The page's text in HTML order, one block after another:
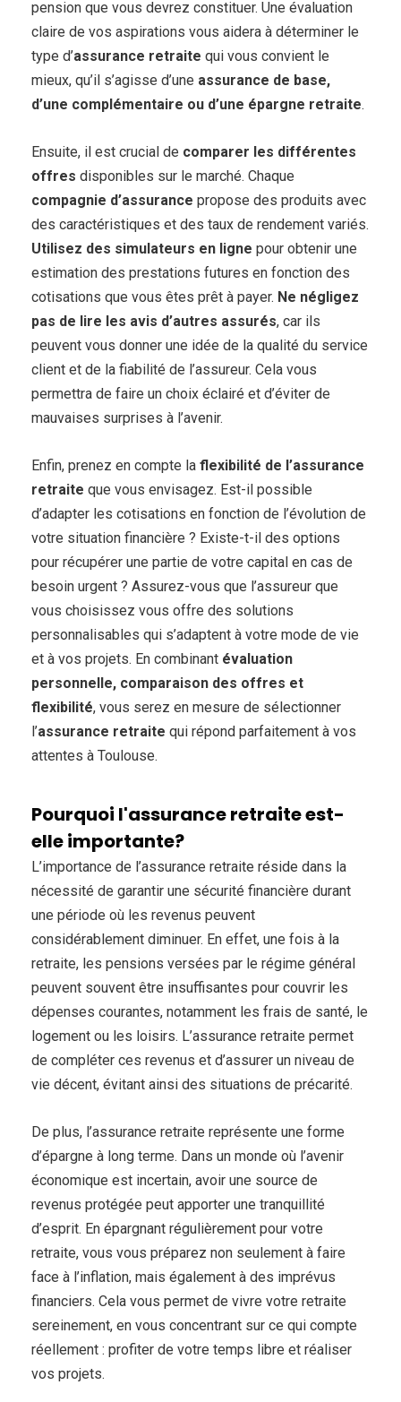
pension que vous devrez constituer. Une évaluation
claire de vos aspirations vous aidera à déterminer le
type d’assurance retraite qui vous convient le
mieux, qu’il s’agisse d’une assurance de base,
d’une complémentaire ou d’une épargne retraite.
Ensuite, il est crucial de comparer les différentes
offres disponibles sur le marché. Chaque
compagnie d’assurance propose des produits avec
des caractéristiques et des taux de rendement variés.
Utilisez des simulateurs en ligne pour obtenir une
estimation des prestations futures en fonction des
cotisations que vous êtes prêt à payer. Ne négligez
pas de lire les avis d’autres assurés, car ils
peuvent vous donner une idée de la qualité du service
client et de la fiabilité de l’assureur. Cela vous
permettra de faire un choix éclairé et d’éviter de
mauvaises surprises à l’avenir.
Enfin, prenez en compte la flexibilité de l’assurance
retraite que vous envisagez. Est-il possible
d’adapter les cotisations en fonction de l’évolution de
votre situation financière ? Existe-t-il des options
pour récupérer une partie de votre capital en cas de
besoin urgent ? Assurez-vous que l’assureur que
vous choisissez vous offre des solutions
personnalisables qui s’adaptent à votre mode de vie
et à vos projets. En combinant évaluation
personnelle, comparaison des offres et
flexibilité, vous serez en mesure de sélectionner
l’assurance retraite qui répond parfaitement à vos
attentes à Toulouse.
Pourquoi l'assurance retraite est-
elle importante?
L’importance de l’assurance retraite réside dans la
nécessité de garantir une sécurité financière durant
une période où les revenus peuvent
considérablement diminuer. En effet, une fois à la
retraite, les pensions versées par le régime général
peuvent souvent être insuffisantes pour couvrir les
dépenses courantes, notamment les frais de santé, le
logement ou les loisirs. L’assurance retraite permet
de compléter ces revenus et d’assurer un niveau de
vie décent, évitant ainsi des situations de précarité.
De plus, l’assurance retraite représente une forme
d’épargne à long terme. Dans un monde où l’avenir
économique est incertain, avoir une source de
revenus protégée peut apporter une tranquillité
d’esprit. En épargnant régulièrement pour votre
retraite, vous vous préparez non seulement à faire
face à l’inflation, mais également à des imprévus
financiers. Cela vous permet de vivre votre retraite
sereinement, en vous concentrant sur ce qui compte
réellement : profiter de votre temps libre et réaliser
vos projets.